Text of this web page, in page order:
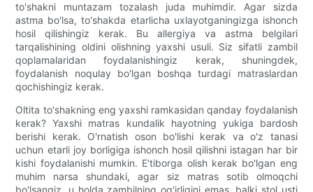
to'shakni muntazam tozalash juda muhimdir. Agar sizda
astma bo'lsa, to'shakda etarlicha uxlayotganingizga ishonch
hosil qilishingiz kerak. Bu allergiya va astma belgilari
tarqalishining oldini olishning yaxshi usuli. Siz sifatli zambil
qoplamalaridan foydalanishingiz kerak, shuningdek,
foydalanish noqulay bo'lgan boshqa turdagi matraslardan
qochishingiz kerak.
Oltita to'shakning eng yaxshi ramkasidan qanday foydalanish
kerak? Yaxshi matras kundalik hayotning yukiga bardosh
berishi kerak. O'rnatish oson bo'lishi kerak va o'z tanasi
uchun etarli joy borligiga ishonch hosil qilishni istagan har bir
kishi foydalanishi mumkin. E'tiborga olish kerak bo'lgan eng
muhim narsa shundaki, agar siz matras sotib olmoqchi